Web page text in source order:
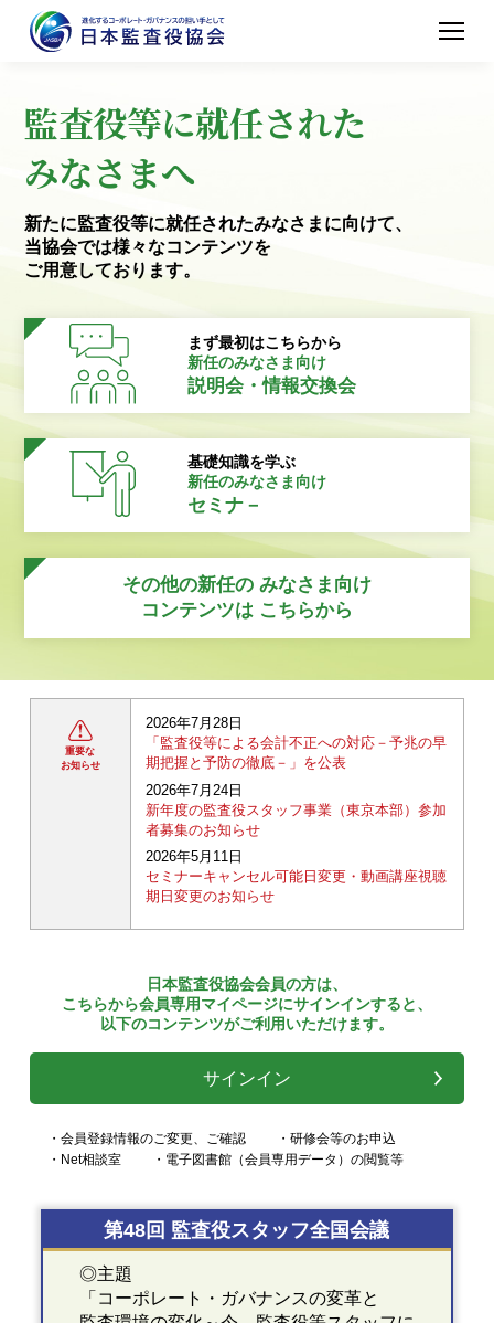
監査役等に就任された
みなさまへ
新たに監査役等に就任されたみなさまに向けて、
当協会では様々なコンテンツを
ご用意しております。
まず最初はこちらから
新任のみなさま向け
説明会・情報交換会
基礎知識を学ぶ
新任のみなさま向け
セミナ－
その他の新任の みなさま向け
コンテンツは こちらから
重要な
お知らせ
2026年7月28日
「監査役等による会計不正への対応－予兆の早
期把握と予防の徹底－」を公表
2026年7月24日
新年度の監査役スタッフ事業（東京本部）参加
者募集のお知らせ
2026年5月11日
セミナーキャンセル可能日変更・動画講座視聴
期日変更のお知らせ
日本監査役協会会員の方は、
こちらから会員専用マイページにサインインすると、
以下のコンテンツがご利用いただけます。
サインイン
・会員登録情報のご変更、ご確認
・研修会等のお申込
・Net相談室
・電子図書館（会員専用データ）の閲覧等
第48回 監査役スタッフ全国会議
◎主題
「コーポレート・ガバナンスの変革と